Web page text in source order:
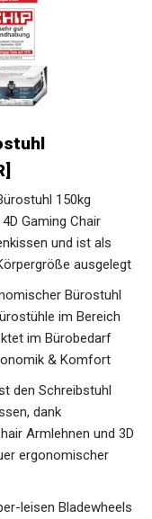
150kg
Gaming Chair
und ist als
ausgelegt
Bürostuhl
im Bereich
im Bürobedarf
& Komfort
den Schreibstuhl
dank
Armlehnen und 3D
ergonomischer
leisen Bladewheels